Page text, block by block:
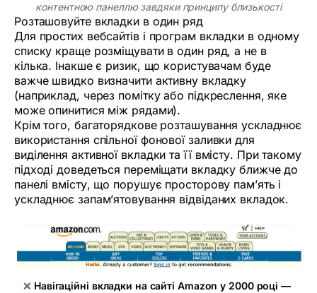
контентною панеллю завдяки принципу близькості
Розташовуйте вкладки в один ряд
Для простих вебсайтів і програм вкладки в одному
списку краще розміщувати в один ряд, а не в
кілька. Інакше є ризик, що користувачам буде
важче швидко визначити активну вкладку
(наприклад, через помітку або підкреслення, яке
може опинитися між рядами).
Крім того, багаторядкове розташування ускладнює
використання спільної фонової заливки для
виділення активної вкладки та її вмісту. При такому
підході доведеться переміщати вкладку ближче до
панелі вмісту, що порушує просторову пам’ять і
ускладнює запам’ятовування відвіданих вкладок.
❌ Навігаційні вкладки на сайті Amazon у 2000 році —